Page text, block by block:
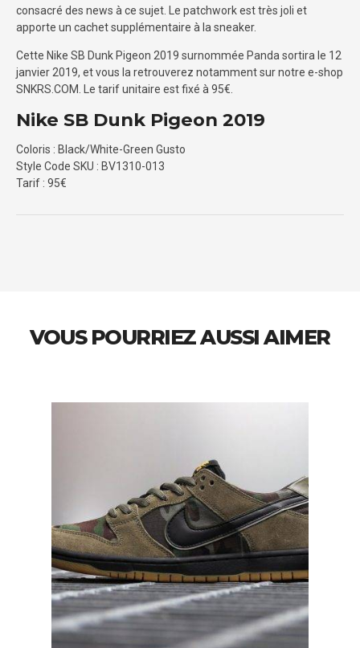
consacré des news à ce sujet. Le patchwork est très joli et
apporte un cachet supplémentaire à la sneaker.
Cette Nike SB Dunk Pigeon 2019 surnommée Panda sortira le 12
janvier 2019, et vous la retrouverez notamment sur notre e-shop
SNKRS.COM. Le tarif unitaire est fixé à 95€.
Nike SB Dunk Pigeon 2019
Coloris : Black/White-Green Gusto
Style Code SKU : BV1310-013
Tarif : 95€
VOUS POURRIEZ AUSSI AIMER